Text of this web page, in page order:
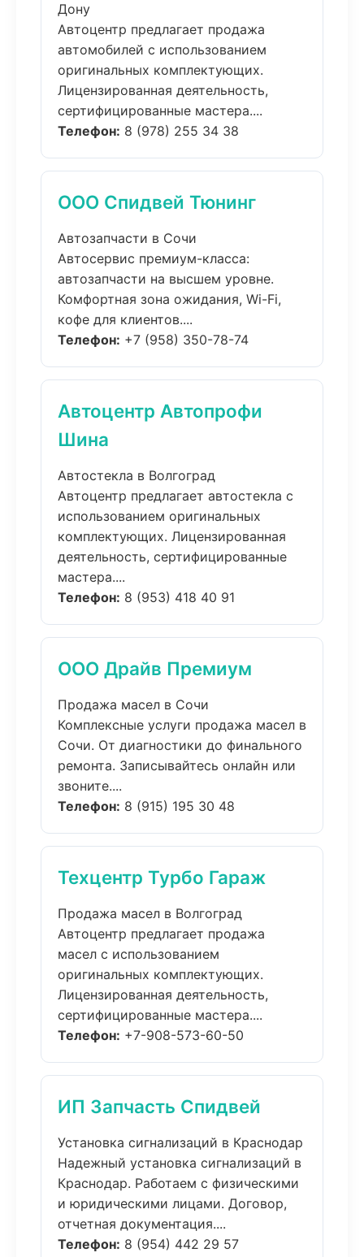
Дону
Автоцентр предлагает продажа
автомобилей с использованием
оригинальных комплектующих.
Лицензированная деятельность,
сертифицированные мастера....
Телефон: 8 (978) 255 34 38
ООО Спидвей Тюнинг
Автозапчасти в Сочи
Автосервис премиум-класса:
автозапчасти на высшем уровне.
Комфортная зона ожидания, Wi-Fi,
кофе для клиентов....
Телефон: +7 (958) 350-78-74
Автоцентр Автопрофи
Шина
Автостекла в Волгоград
Автоцентр предлагает автостекла с
использованием оригинальных
комплектующих. Лицензированная
деятельность, сертифицированные
мастера....
Телефон: 8 (953) 418 40 91
ООО Драйв Премиум
Продажа масел в Сочи
Комплексные услуги продажа масел в
Сочи. От диагностики до финального
ремонта. Записывайтесь онлайн или
звоните....
Телефон: 8 (915) 195 30 48
Техцентр Турбо Гараж
Продажа масел в Волгоград
Автоцентр предлагает продажа
масел с использованием
оригинальных комплектующих.
Лицензированная деятельность,
сертифицированные мастера....
Телефон: +7-908-573-60-50
ИП Запчасть Спидвей
Установка сигнализаций в Краснодар
Надежный установка сигнализаций в
Краснодар. Работаем с физическими
и юридическими лицами. Договор,
отчетная документация....
Телефон: 8 (954) 442 29 57